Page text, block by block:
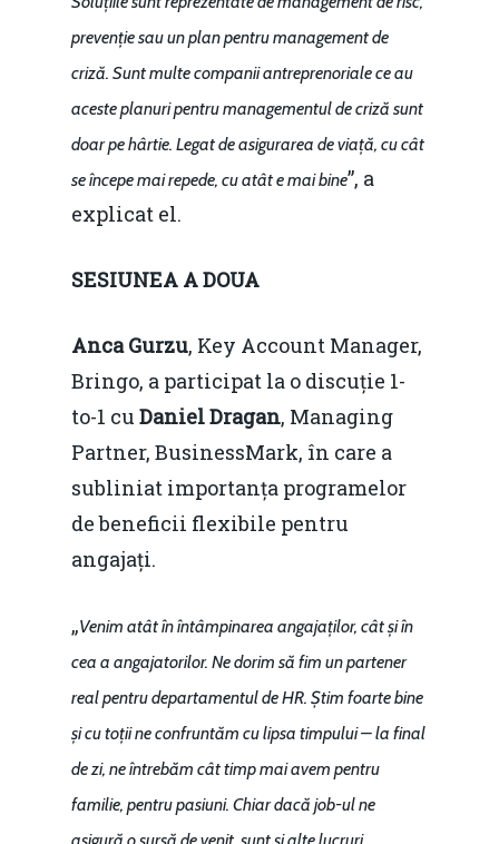
prevenție sau un plan pentru management de
criză. Sunt multe companii antreprenoriale ce au
aceste planuri pentru managementul de criză sunt
doar pe hârtie. Legat de asigurarea de viață, cu cât
se începe mai repede, cu atât e mai bine”, a
explicat el.
SESIUNEA A DOUA
Anca Gurzu, Key Account Manager,
Bringo, a participat la o discuție 1-
to-1 cu Daniel Dragan, Managing
Partner, BusinessMark, în care a
subliniat importanța programelor
de beneficii flexibile pentru
angajați.
„Venim atât în întâmpinarea angajaților, cât și în
cea a angajatorilor. Ne dorim să fim un partener
real pentru departamentul de HR. Știm foarte bine
și cu toții ne confruntăm cu lipsa timpului – la final
de zi, ne întrebăm cât timp mai avem pentru
familie, pentru pasiuni. Chiar dacă job-ul ne
Home
Noutăți
Evenimente
Foto
Modelul economic
România – orizont
resurselor naturale
Video
Marea Neagră în Noua
economie
EM360 Talk
Contact